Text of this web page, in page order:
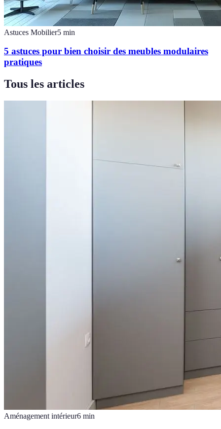
Astuces Mobilier5 min
5 astuces pour bien choisir des meubles modulaires
pratiques
Tous les articles
Aménagement intérieur6 min